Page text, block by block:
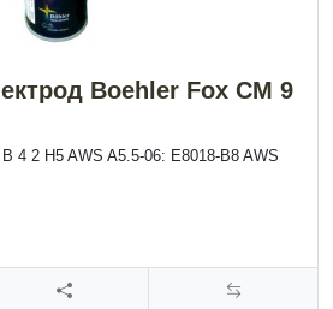
Boehler Fox CM 9
4 2 H5 AWS A5.5-06: E8018-B8 AWS